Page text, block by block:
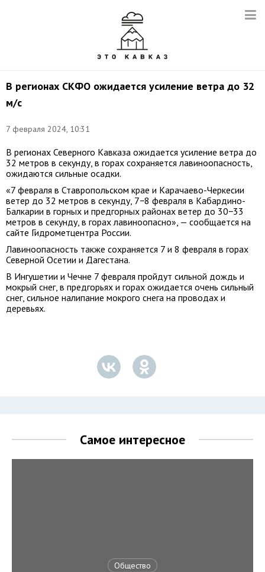
В регионах СКФО ожидается усиление ветра до 32
м/с
7 февраля 2024, 10:31
В регионах Северного Кавказа ожидается усиление ветра до
32 метров в секунду, в горах сохраняется лавиноопасность,
ожидаются сильные осадки.
«7 февраля в Ставропольском крае и Карачаево-Черкесии
ветер до 32 метров в секунду, 7−8 февраля в Кабардино-
Балкарии в горных и предгорных районах ветер до 30−33
метров в секунду, в горах лавиноопасно», — сообщается на
сайте Гидрометцентра России.
Лавиноопасность также сохраняется 7 и 8 февраля в горах
Северной Осетии и Дагестана.
В Ингушетии и Чечне 7 февраля пройдут сильной дождь и
мокрый снег, в предгорьях и горах ожидается очень сильный
снег, сильное налипание мокрого снега на проводах и
деревьях.
Самое интересное
Общество